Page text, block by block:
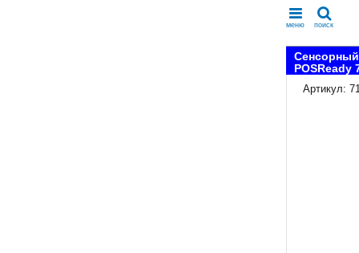
меню поиск
Сенсорный
POSReady
Артикул: